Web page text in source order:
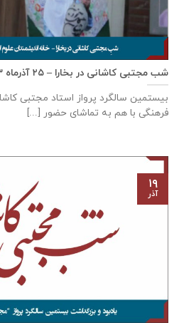
شب مجتبی کاشانی در بخارا – ۲۵ آذرماه ۱۴۰۳
بیستمین سالگرد پرواز استاد مجتبی
فرهنگی با هم به تماشای حضور [...]
۱۹
آذر